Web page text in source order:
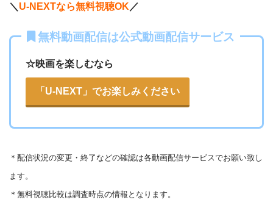
＼ U-NEXTなら無料視聴OK ／
無料動画配信は公式動画配信サービス
☆映画を楽しむなら
「U-NEXT」でお楽しみください
＊ 配信状況の変更・終了などの確認は各動画配信サービスでお願い致し
ます。
＊無料視聴比較は調査時点の情報となります。